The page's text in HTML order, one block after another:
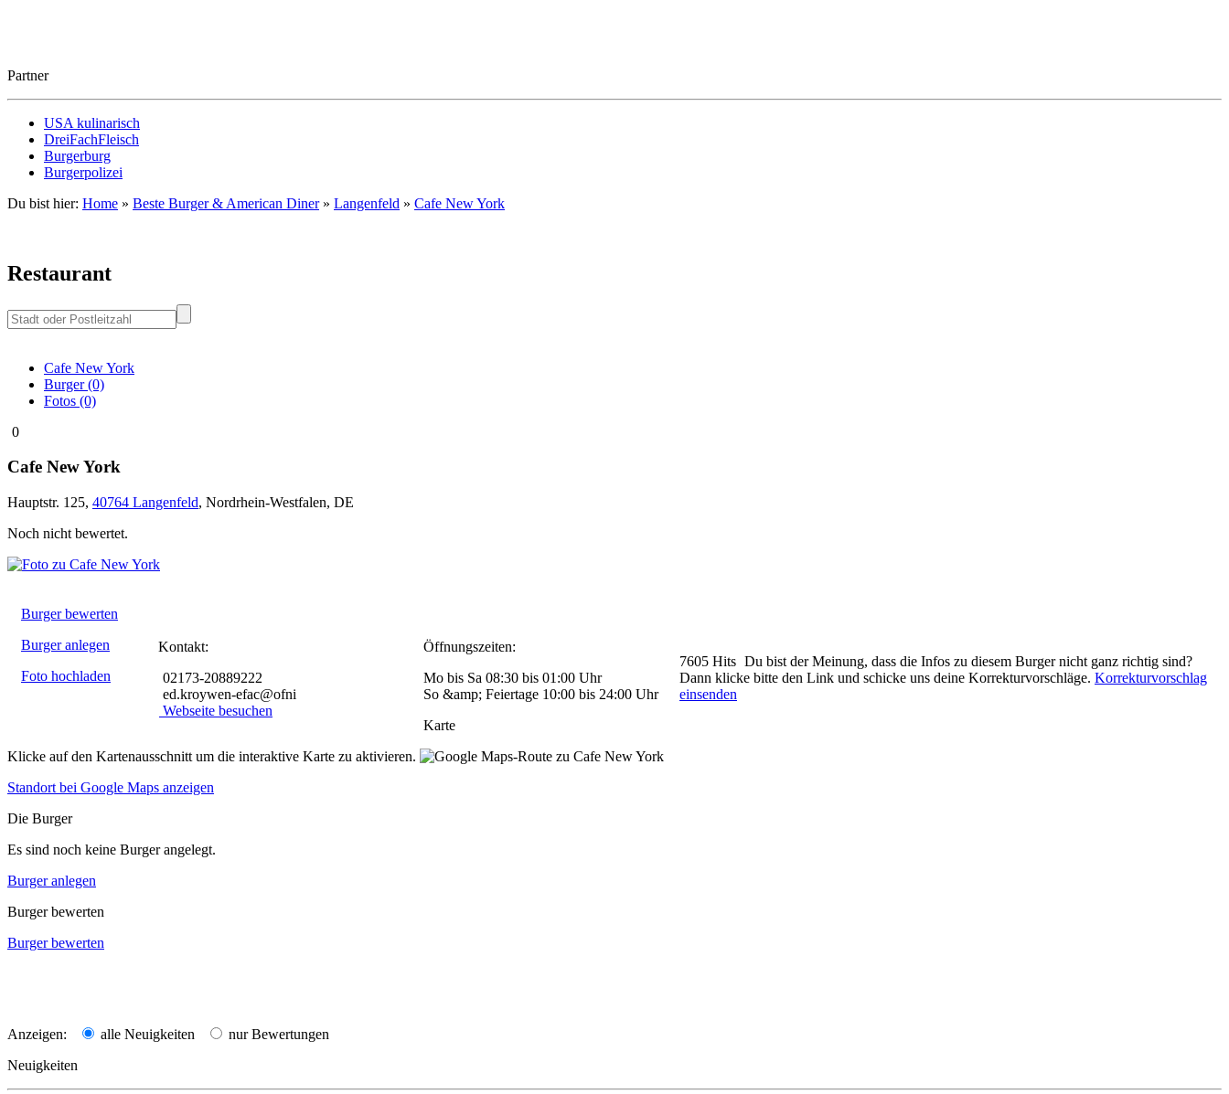
Partner
USA kulinarisch
DreiFachFleisch
Burgerburg
Burgerpolizei
Du bist hier: Home » Beste Burger & American Diner» Langenfeld » Cafe New York
Restaurant
Cafe New York
Burger (0)
Fotos (0)
0
Cafe New York
Hauptstr. 125, 40764 Langenfeld, Nordrhein-Westfalen, DE
Noch nicht bewertet.
Burger bewerten
Burger anlegen
Foto hochladen
Kontakt:
02173-20889222
ed.kroywen-efac@ofni
Webseite besuchen
Öffnungszeiten:
Mo bis Sa 08:30 bis 01:00 Uhr
So &amp; Feiertage 10:00 bis 24:00 Uhr
7605 Hits Du bist der Meinung, dass die Infos zu diesem Burger nicht ganz richtig sind?
Dann klicke bitte den Link und schicke uns deine Korrekturvorschläge. Korrekturvorschlag
einsenden
Karte
Klicke auf den Kartenausschnitt um die interaktive Karte zu aktivieren.
Standort bei Google Maps anzeigen
Die Burger
Es sind noch keine Burger angelegt.
Burger anlegen
Burger bewerten
Burger bewerten
Anzeigen: alle Neuigkeiten
nur Bewertungen
Neuigkeiten